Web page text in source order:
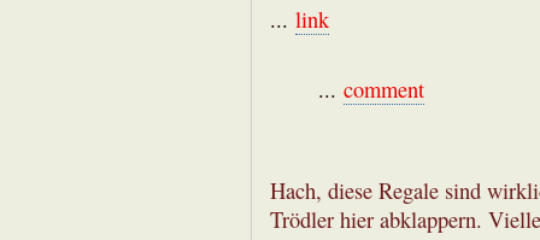
... link
... comment
Hach, diese Regale sind
Trödler hier abklappern.